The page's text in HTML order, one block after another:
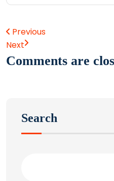
Previous
Next
Comments are
Search